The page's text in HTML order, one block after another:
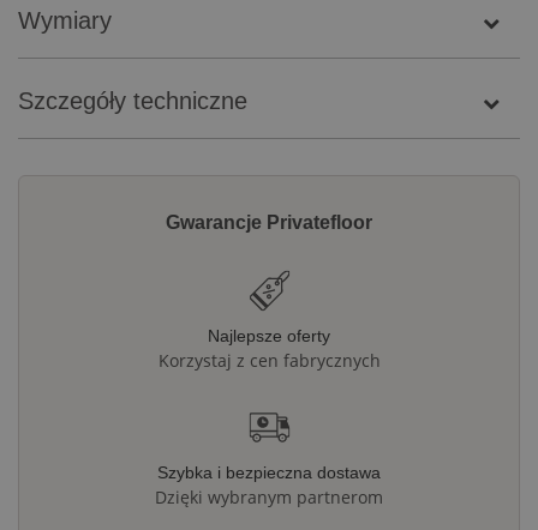
Wymiary
Szczegóły techniczne
Gwarancje Privatefloor
Najlepsze oferty
Korzystaj z cen fabrycznych
Szybka i bezpieczna dostawa
Dzięki wybranym partnerom